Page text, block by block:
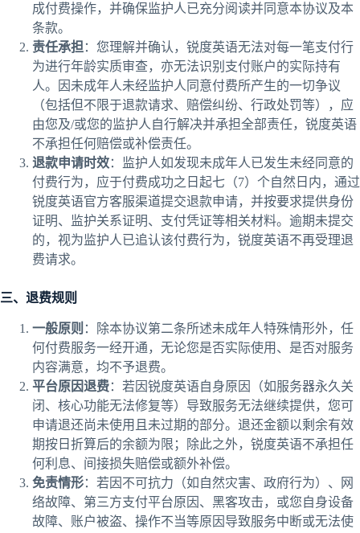
成付费操作，并确保监护人已充分阅读并同意本协议及本
条款。
责任承担 ：您理解并确认，锐度英语无法对每一笔支付行
为进行年龄实质审查，亦无法识别支付账户的实际持有
人。因未成年人未经监护人同意付费所产生的一切争议
（包括但不限于退款请求、赔偿纠纷、行政处罚等），应
由您及/或您的监护人自行解决并承担全部责任，锐度英语
不承担任何赔偿或补偿责任。
退款申请时效：监护人如发现未成年人已发生未经同意的
付费行为，应于付费成功之日起七（7）个自然日内，通过
锐度英语官方客服渠道提交退款申请，并按要求提供身份
证明、监护关系证明、支付凭证等相关材料。逾期未提交
的，视为监护人已追认该付费行为，锐度英语不再受理退
费请求。
三、退费规则
一般原则 ：除本协议第二条所述未成年人特殊情形外，任
何付费服务一经开通，无论您是否实际使用、是否对服务
内容满意，均不予退费。
平台原因退费：若因锐度英语自身原因（如服务器永久关
闭、核心功能无法修复等）导致服务无法继续提供，您可
申请退还尚未使用且未过期的部分。退还金额以剩余有效
期按日折算后的余额为限；除此之外，锐度英语不承担任
何利息、间接损失赔偿或额外补偿。
免责情形：若因不可抗力（如自然灾害、政府行为）、网
络故障、第三方支付平台原因、黑客攻击，或您自身设备
故障、账户被盗、操作不当等原因导致服务中断或无法使